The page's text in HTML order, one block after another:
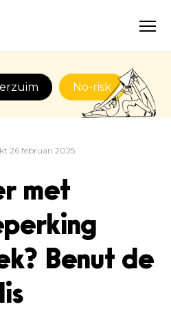
No-risk
26 februari 2025
met
Benut de